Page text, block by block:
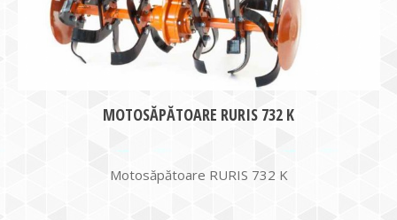
MOTOSĂPĂTOARE RURIS 732 K
Motosăpătoare RURIS 732 K